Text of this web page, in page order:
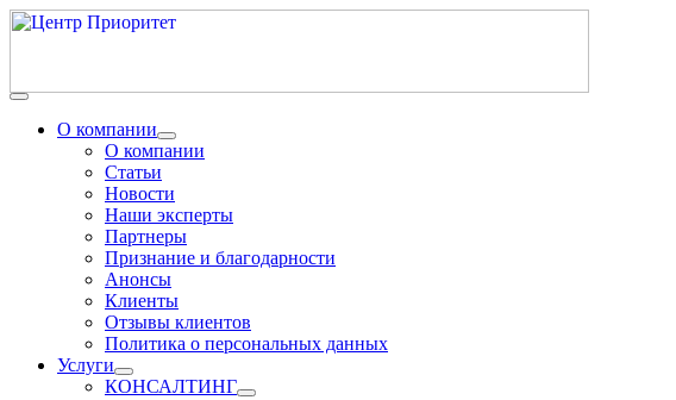
О компании
О компании
Статьи
Новости
Наши эксперты
Партнеры
Признание и благодарности
Анонсы
Клиенты
Отзывы клиентов
Политика о персональных данных
Услуги
КОНСАЛТИНГ